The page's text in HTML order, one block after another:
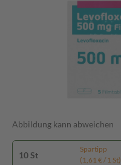
Abbildung kann abweichen
10 St
Spartipp
(1,61 € / 1 St)